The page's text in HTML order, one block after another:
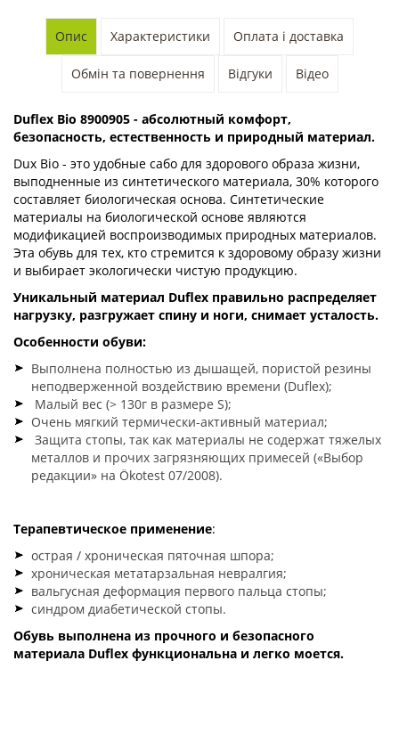
Опис Характеристики Оплата і доставка
Обмін та повернення Відгуки Відео
Duflex Bio 8900905 - абсолютный комфорт,
безопасность, естественность и природный материал.
Dux Bio - это удобные сабо для здорового образа жизни,
выподненные из синтетического материала, 30% которого
составляет биологическая основа. Синтетические
материалы на биологической основе являются
модификацией воспроизводимых природных материалов.
Эта обувь для тех, кто стремится к здоровому образу жизни
и выбирает экологически чистую продукцию.
Уникальный материал Duflex правильно распределяет
нагрузку, разгружает спину и ноги, снимает усталость.
Особенности обуви:
Выполнена полностью из дышащей, пористой резины
неподверженной воздействию времени (Duflex);
Малый вес (> 130г в размере S);
Очень мягкий термически-активный материал;
Защита стопы, так как материалы не содержат тяжелых
металлов и прочих загрязняющих примесей («Выбор
редакции» на Ökotest 07/2008).
Терапевтическое применение:
острая / хроническая пяточная шпора;
хроническая метатарзальная невралгия;
вальгусная деформация первого пальца стопы;
синдром диабетической стопы.
Обувь выполнена из прочного и безопасного
материала Duflex функциональна и легко моется.